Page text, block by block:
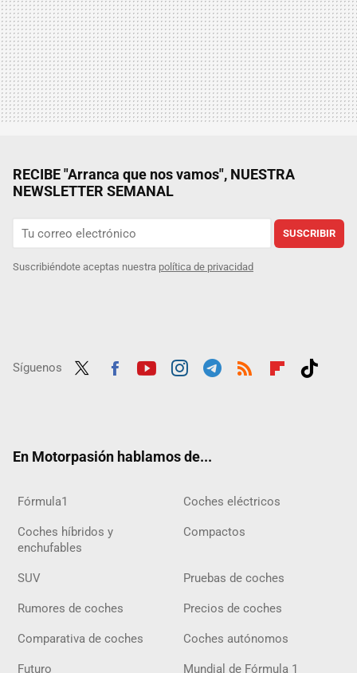
RECIBE "Arranca que nos vamos", NUESTRA
NEWSLETTER SEMANAL
SUSCRIBIR
Suscribiéndote aceptas nuestra política de privacidad
Síguenos
En Motorpasión hablamos de...
Fórmula1 Coches eléctricos
Coches híbridos y
enchufables
Compactos
SUV Pruebas de coches
Rumores de coches Precios de coches
Comparativa de coches Coches autónomos
Futuro Mundial de Fórmula 1